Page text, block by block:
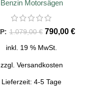
Benzin Motorsägen
1.079,00€ 790,00 €
inkl. 19 % MwSt.
zzgl. Versandkosten
Lieferzeit: 4-5 Tage